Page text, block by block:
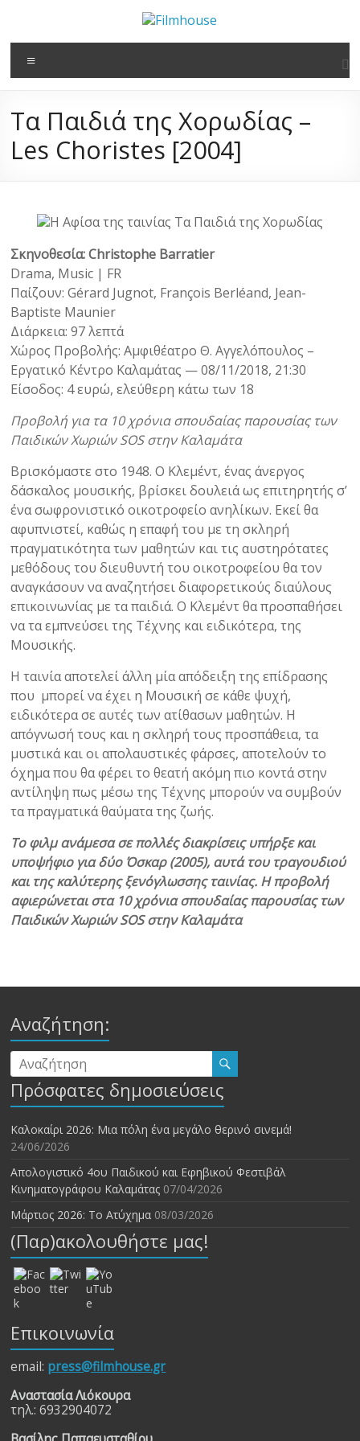
περιεχόμενο
Filmhouse
Νέα
Λέσχη
Καλαμάτας
Τα Παιδιά της Χορωδίας –
Les Choristes [2004]
Σκηνοθεσία: Christophe Barratier
Drama, Music | FR
Παίζουν: Gérard Jugnot, François Berléand, Jean-
Baptiste Maunier
Διάρκεια: 97 λεπτά
Χώρος Προβολής: Αμφιθέατρο Θ. Αγγελόπουλος –
Εργατικό Κέντρο Καλαμάτας — 08/11/2018, 21:30
Είσοδος: 4 ευρώ, ελεύθερη κάτω των 18
Προβολή για τα 10 χρόνια σπουδαίας παρουσίας των
Παιδικών Χωριών SOS στην Καλαμάτα
Βρισκόμαστε στο 1948. Ο Κλεμέντ, ένας άνεργος
δάσκαλος μουσικής, βρίσκει δουλειά ως επιτηρητής σ’
ένα σωφρονιστικό οικοτροφείο ανηλίκων. Εκεί θα
αφυπνιστεί, καθώς η επαφή του με τη σκληρή
πραγματικότητα των μαθητών και τις αυστηρότατες
μεθόδους του διευθυντή του οικοτροφείου θα τον
αναγκάσουν να αναζητήσει διαφορετικούς διαύλους
επικοινωνίας με τα παιδιά. Ο Κλεμέντ θα προσπαθήσει
να τα εμπνεύσει της Τέχνης και ειδικότερα, της
Μουσικής.
Η ταινία αποτελεί άλλη μία απόδειξη της επίδρασης
που μπορεί να έχει η Μουσική σε κάθε ψυχή,
ειδικότερα σε αυτές των ατίθασων μαθητών. Η
απόγνωσή τους και η σκληρή τους προσπάθεια, τα
μυστικά και οι απολαυστικές φάρσες, αποτελούν το
όχημα που θα φέρει το θεατή ακόμη πιο κοντά στην
αντίληψη πως μέσω της Τέχνης μπορούν να συμβούν
τα πραγματικά θαύματα της ζωής.
Το φιλμ ανάμεσα σε πολλές διακρίσεις υπήρξε και
υποψήφιο για δύο Όσκαρ (2005), αυτά του τραγουδιού
και της καλύτερης ξενόγλωσσης ταινίας. Η προβολή
αφιερώνεται στα 10 χρόνια σπουδαίας παρουσίας των
Παιδικών Χωριών SOS στην Καλαμάτα
Αναζήτηση:
Πρόσφατες δημοσιεύσεις
Καλοκαίρι 2026: Μια πόλη ένα μεγάλο θερινό σινεμά!
24/06/2026
Απολογιστικό 4ου Παιδικού και Εφηβικού Φεστιβάλ
Κινηματογράφου Καλαμάτας 07/04/2026
Μάρτιος 2026: Το Ατύχημα 08/03/2026
(Παρ)ακολουθήστε μας!
Επικοινωνία
email: press@filmhouse.gr
Αναστασία Λιόκουρα
τηλ.: 6932904072